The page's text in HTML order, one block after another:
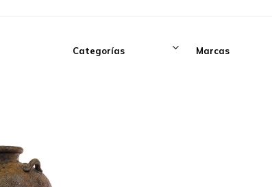
Categorías Marcas